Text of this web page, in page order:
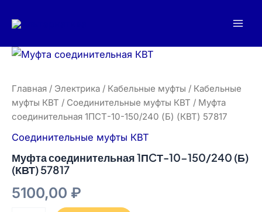
Главная / Электрика / Кабельные муфты / Кабельные
муфты КВТ / Соединительные муфты КВТ / Муфта
соединительная 1ПCТ-10-150/240 (Б) (КВТ) 57817
Соединительные муфты КВТ
Муфта соединительная 1ПCТ-10-150/240 (Б)
(КВТ) 57817
5100,00 ₽
Количество
товара
соединительная
1ПCТ-10-
150/240
(Б)
(КВТ)
57817